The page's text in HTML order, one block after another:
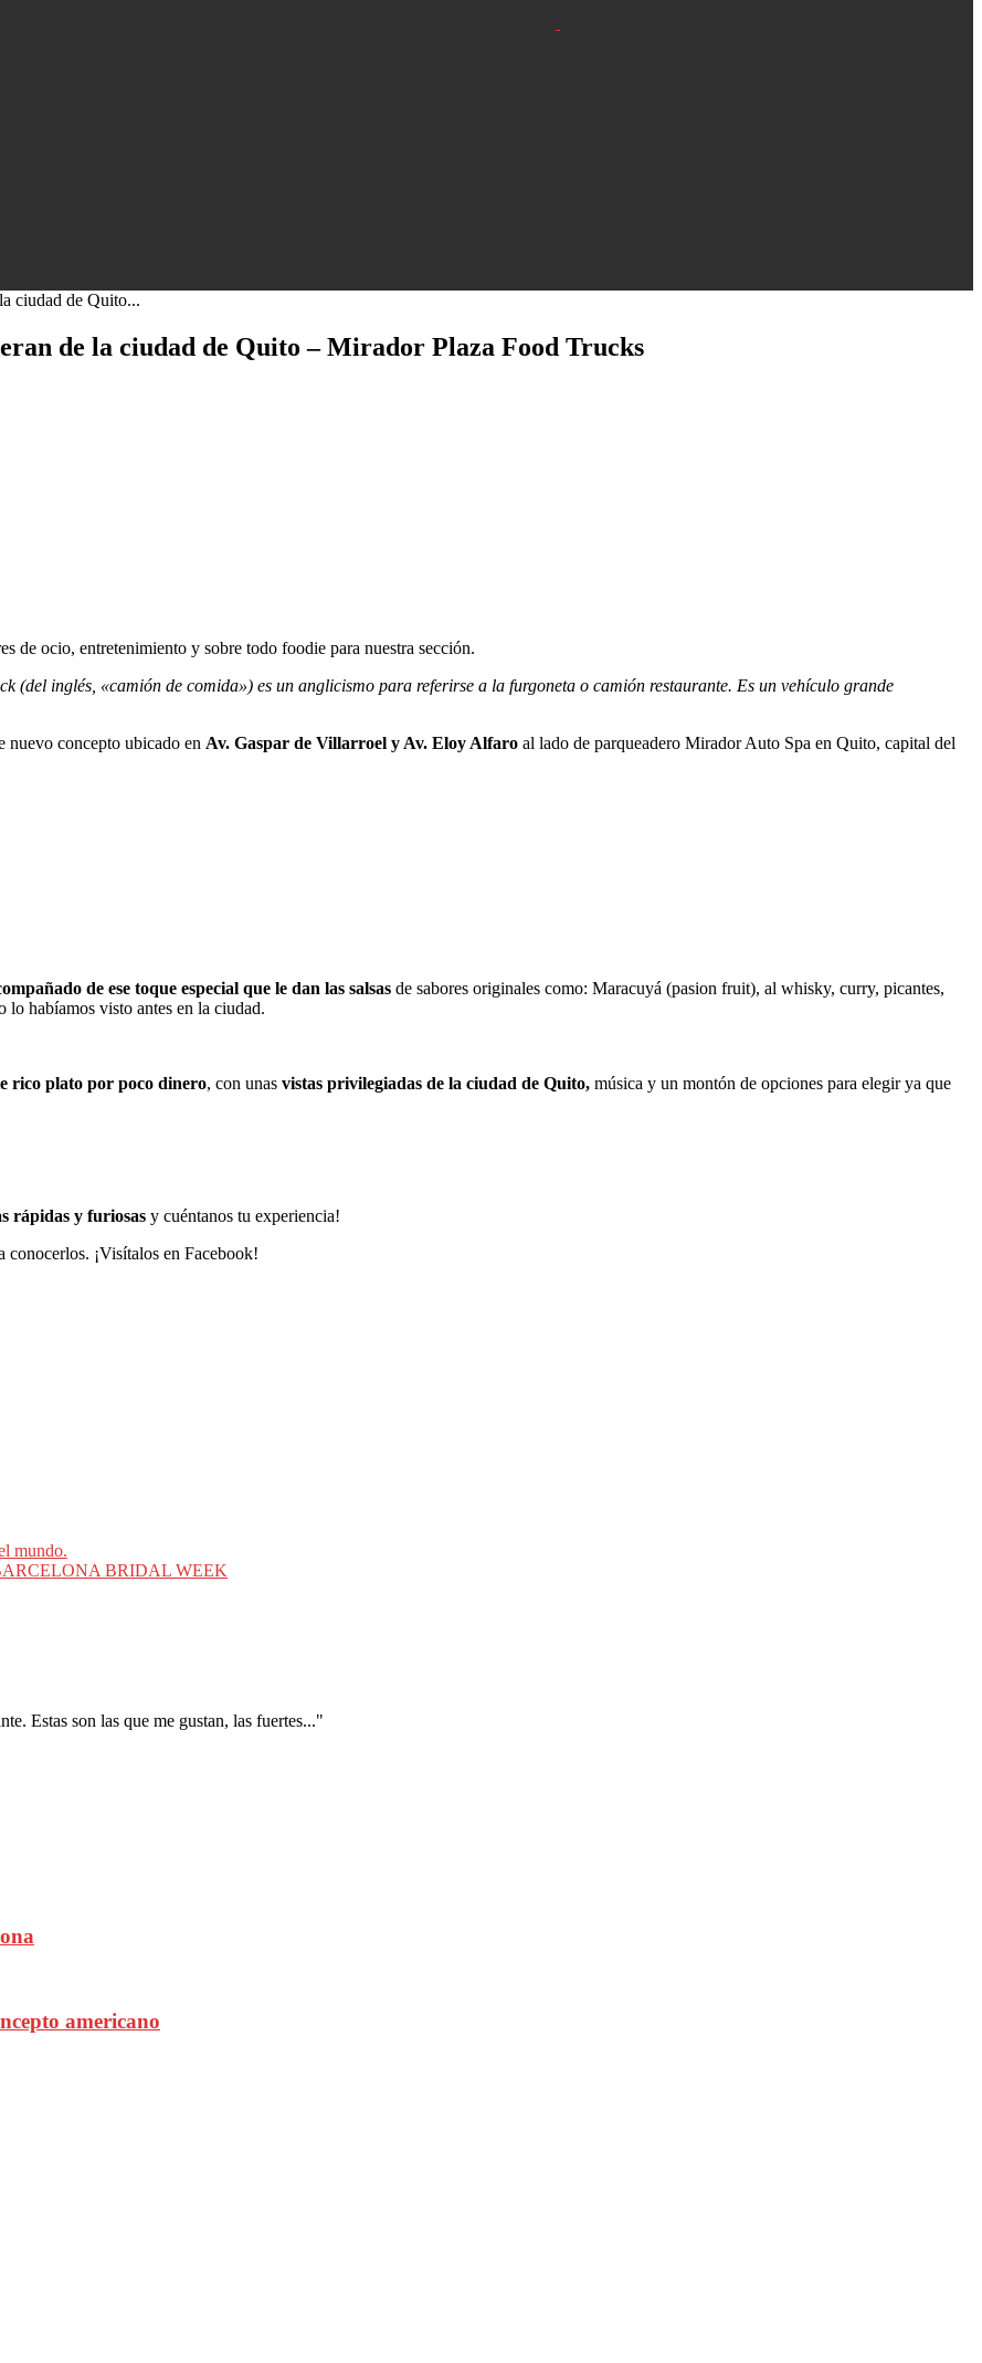
ciudad de Quito...
de la ciudad de Quito – Mirador Plaza Food Trucks
de ocio, entretenimiento y sobre todo foodie para nuestra sección.
(del inglés, «camión de comida») es un anglicismo para referirse a la furgoneta o camión restaurante. Es un vehículo grande
nuevo concepto ubicado en Av. Gaspar de Villarroel y Av. Eloy Alfaro al lado de parqueadero Mirador Auto Spa en Quito, capital del
de ese toque especial que le dan las salsas de sabores originales como: Maracuyá (pasion fruit), al whisky, curry, picantes,
lo habíamos visto antes en la ciudad.
rico plato por poco dinero, con unas vistas privilegiadas de la ciudad de Quito, música y un montón de opciones para elegir ya que
rápidas y furiosas y cuéntanos tu experiencia!
conocerlos. ¡Visítalos en Facebook!
mundo.
BRIDAL WEEK
Estas son las que me gustan, las fuertes..."
americano